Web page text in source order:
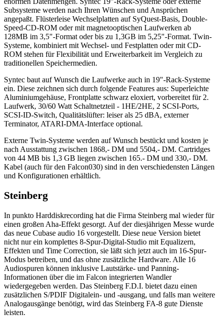
Subsysteme werden nach Ihren Wünschen und Ansprüchen
angepaßt. Flüsterleise Wechselplatten auf SyQuest-Basis, Double-
Speed-CD-ROM oder mit magnetooptischen Laufwerken ab
128MB im 3,5"-Format oder bis zu 1,3GB im 5,25"-Format. Twin-
Systeme, kombiniert mit Wechsel- und Festplatten oder mit CD-
ROM stehen für Flexibilität und Erweiterbarkeit im Vergleich zu
traditionellen Speichermedien.
Syntec baut auf Wunsch die Laufwerke auch in 19"-Rack-Systeme
ein. Diese zeichnen sich durch folgende Features aus: Superleichte
Aluminiumgehäuse, Frontplatte schwarz eloxiert, vorbereitet für 2.
Laufwerk, 30/60 Watt Schaltnetzteil - 1HE/2HE, 2 SCSI-Ports,
SCSI-ID-Switch, Qualitätslüfter: leiser als 25 dBA, externer
Terminator, ATARI-DMA-Interface optional.
Externe Twin-Systeme werden auf Wunsch bestückt und kosten je
nach Ausstattung zwischen 1868,- DM und 5504,- DM. Cartridges
von 44 MB bis 1,3 GB liegen zwischen 165.- DM und 330,- DM.
Kabel (auch für den Falcon030) sind in den verschiedensten Längen
und Konfigurationen erhältlich.
Steinberg
In punkto Harddiskrecording hat die Firma Steinberg mal wieder für
einen großen Aha-Effekt gesorgt. Auf der diesjährigen Messe wurde
das neue Cubase audio 16 vorgestellt. Diese neue Version bietet
nicht nur ein komplettes 8-Spur-Digital-Studio mit Equalizern,
Effekten und Time Correction, sie läßt sich jetzt auch im 16-Spur-
Modus betreiben, und das ohne zusätzliche Hardware. Alle 16
Audiospuren können inklusive Lautstärke- und Panning-
Informationen über die im Falcon integrierten Wandler
wiedergegeben werden. Das Steinberg F.D.I. bietet dazu einen
zusätzlichen S/PDIF Digitalein- und -ausgang, und falls man weitere
Analogausgänge benötigt, wird das Steinberg FA-8 gute Dienste
leisten.